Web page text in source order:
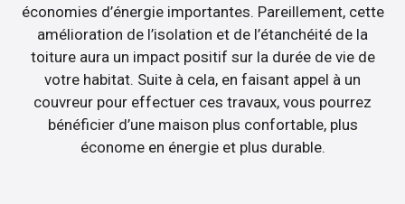
économies d’énergie importantes. Pareillement, cette
amélioration de l’isolation et de l’étanchéité de la
toiture aura un impact positif sur la durée de vie de
votre habitat. Suite à cela, en faisant appel à un
couvreur pour effectuer ces travaux, vous pourrez
bénéficier d’une maison plus confortable, plus
économe en énergie et plus durable.